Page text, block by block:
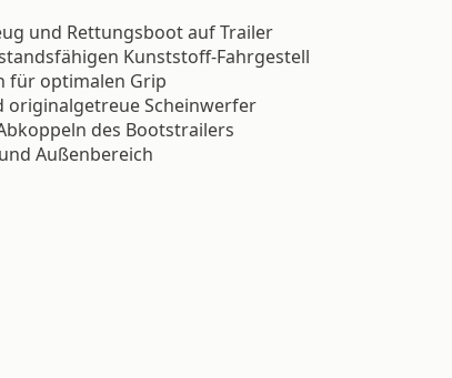
und Rettungsboot auf Trailer
Kunststoff-Fahrgestell
für optimalen Grip
originalgetreue Scheinwerfer
des Bootstrailers
Außenbereich